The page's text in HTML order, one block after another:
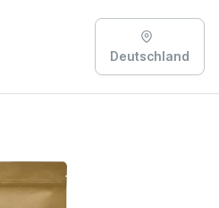
Deutschland